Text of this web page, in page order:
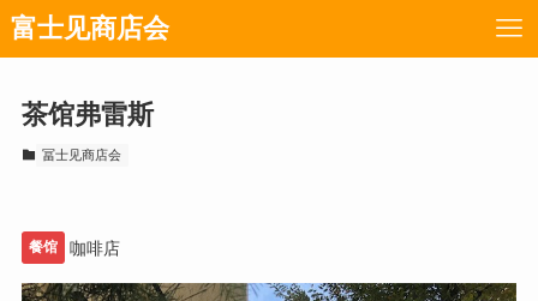
富士见商店会
茶馆弗雷斯
冨士见商店会
餐馆 咖啡店